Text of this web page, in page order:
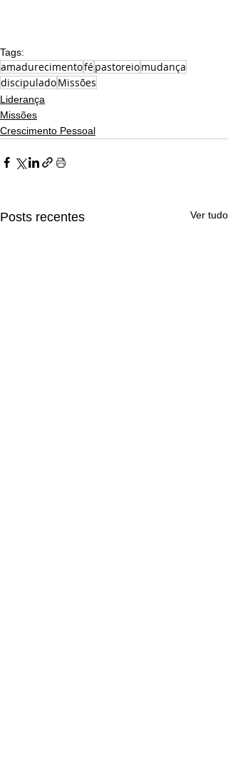
Tags:
amadurecimentofépastoreiomudança
discipuladoMissões
Liderança
Missões
Crescimento Pessoal
Posts recentes Ver tudo